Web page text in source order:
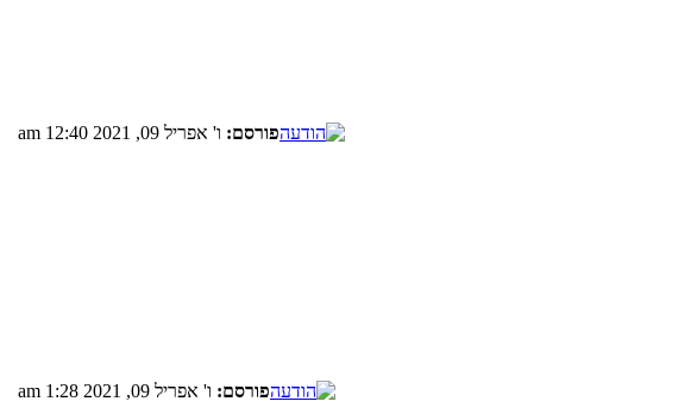
פורסם: ו' אפריל 09, 2021 12:40 am
פורסם: ו' אפריל 09, 2021 1:28 am